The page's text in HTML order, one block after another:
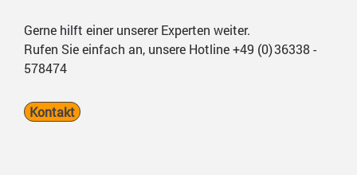
Gerne hilft einer unserer Experten weiter.
Rufen Sie einfach an, unsere Hotline +49 (0) 36338 -
578474
Kontakt